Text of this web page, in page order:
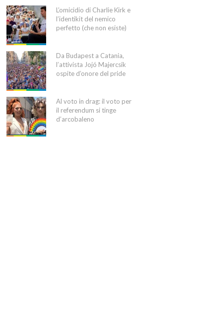
L’omicidio di Charlie Kirk e
l’identikit del nemico
perfetto (che non esiste)
Da Budapest a Catania,
l’attivista Jojó Majercsik
ospite d’onore del pride
Al voto in drag: il voto per
il referendum si tinge
d’arcobaleno